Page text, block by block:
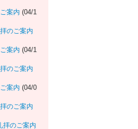
案内 (04/1
のご案内
案内 (04/1
のご案内
案内 (04/0
のご案内
拝のご案内